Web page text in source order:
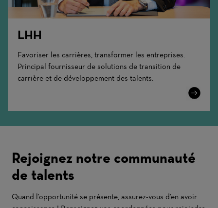
LHH
Favoriser les carrières, transformer les entreprises.
Principal fournisseur de solutions de transition de
carrière et de développement des talents.
Learn
Rejoignez notre communauté
de talents
Quand l'opportunité se présente, assurez-vous d'en avoir